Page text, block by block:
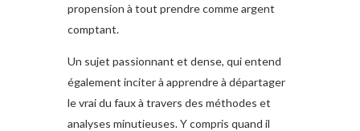
propension à tout prendre comme argent
comptant.
Un sujet passionnant et dense, qui entend
également inciter à apprendre à départager
le vrai du faux à travers des méthodes et
analyses minutieuses. Y compris quand il